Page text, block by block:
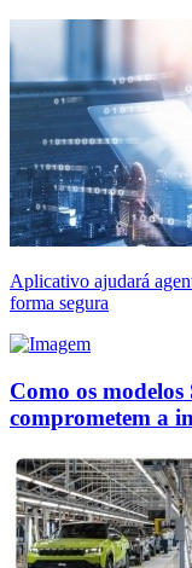
Aplicativo ajudará
forma segura
Como os
comprometem a